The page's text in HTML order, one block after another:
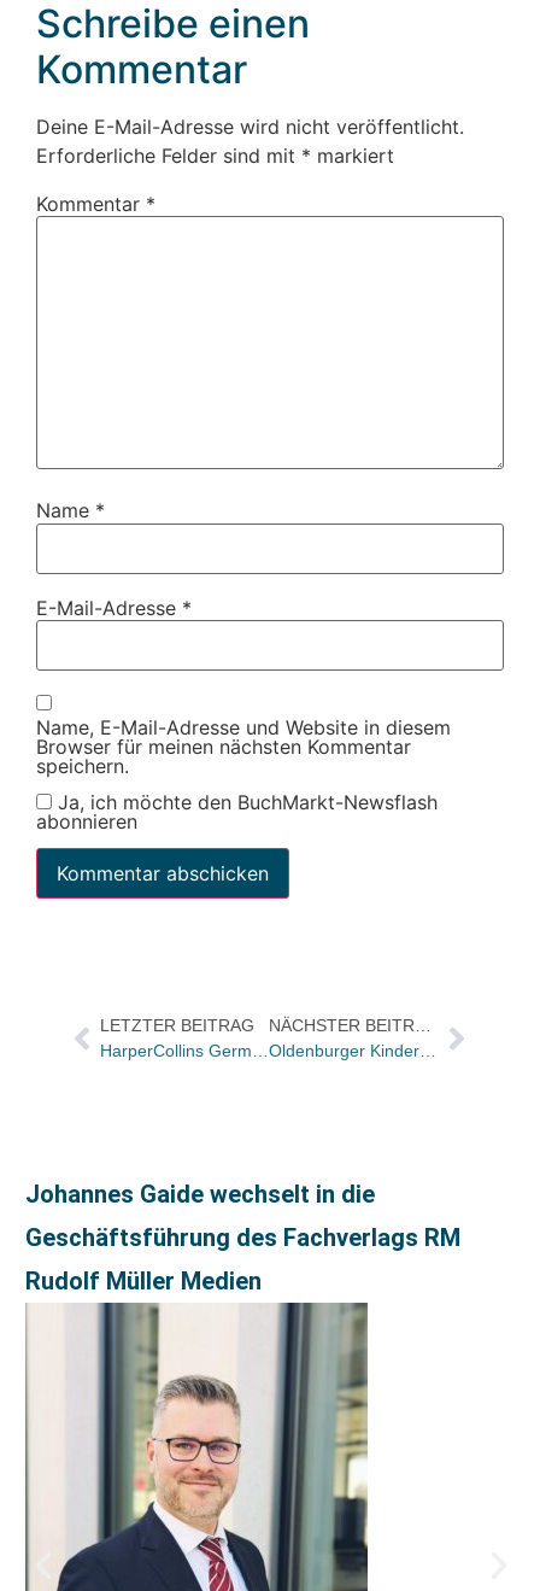
Schreibe einen
Kommentar
Deine E-Mail-Adresse wird nicht veröffentlicht.
Erforderliche Felder sind mit * markiert
Kommentar *
Name *
E-Mail-Adresse *
Name, E-Mail-Adresse und Website in diesem
Browser für meinen nächsten Kommentar
speichern.
Ja, ich möchte den BuchMarkt-Newsflash
abonnieren
LETZTER BEITRAG
Johannes Gaide wechselt in die
Geschäftsführung des Fachverlags RM
Rudolf Müller Medien